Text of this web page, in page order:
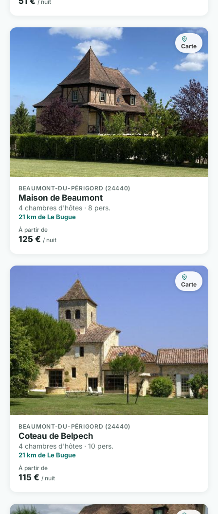
/ nuit
Carte
BEAUMONT-DU-PÉRIGORD (24440)
Maison de Beaumont
4 chambres d'hôtes · 8 pers.
21 km de Le Bugue
À partir de
125 € / nuit
Carte
BEAUMONT-DU-PÉRIGORD (24440)
Coteau de Belpech
4 chambres d'hôtes · 10 pers.
21 km de Le Bugue
À partir de
115 € / nuit